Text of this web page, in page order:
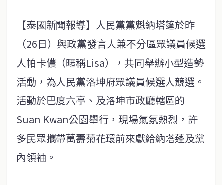
【泰國新聞報導】人民黨黨魁納塔蓬於昨
（26日）與政黨發言人兼不分區眾議員候選
人帕卡儂（暱稱Lisa），共同舉辦小型造勢
活動，為人民黨洛坤府眾議員候選人競選。
活動於巴度六亭、及洛坤市政廳轄區的
Suan Kwan公園舉行，現場氣氛熱烈，許
多民眾攜帶萬壽菊花環前來獻給納塔蓬及黨
內領袖。